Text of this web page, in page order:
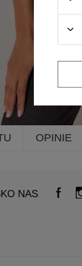
OPINIE
NAS